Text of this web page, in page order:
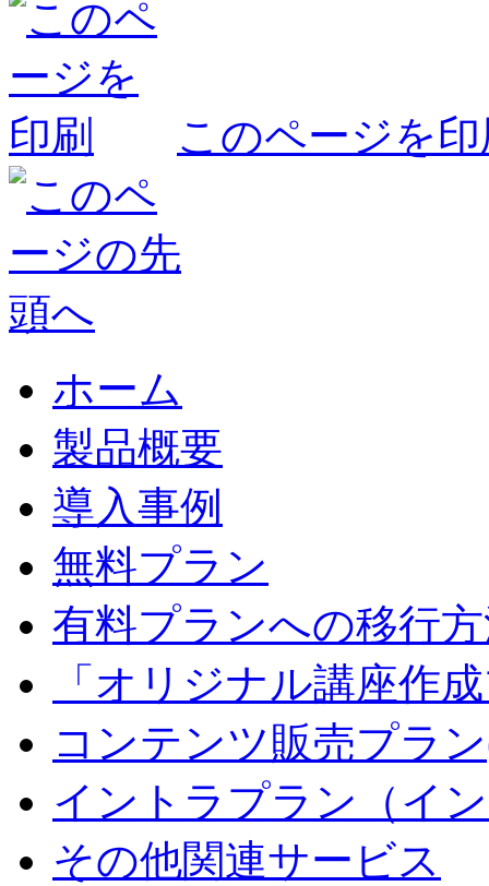
このページを
ホーム
製品概要
導入事例
無料プラン
有料プランへの移行
「オリジナル講座作
コンテンツ販売プラ
イントラプラン（イ
その他関連サービス